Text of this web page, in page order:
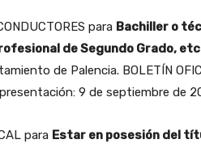
para Bachiller o
de Segundo Grado,
de Palencia. BOLETÍN
9 de septiembre de
para Estar en posesión del